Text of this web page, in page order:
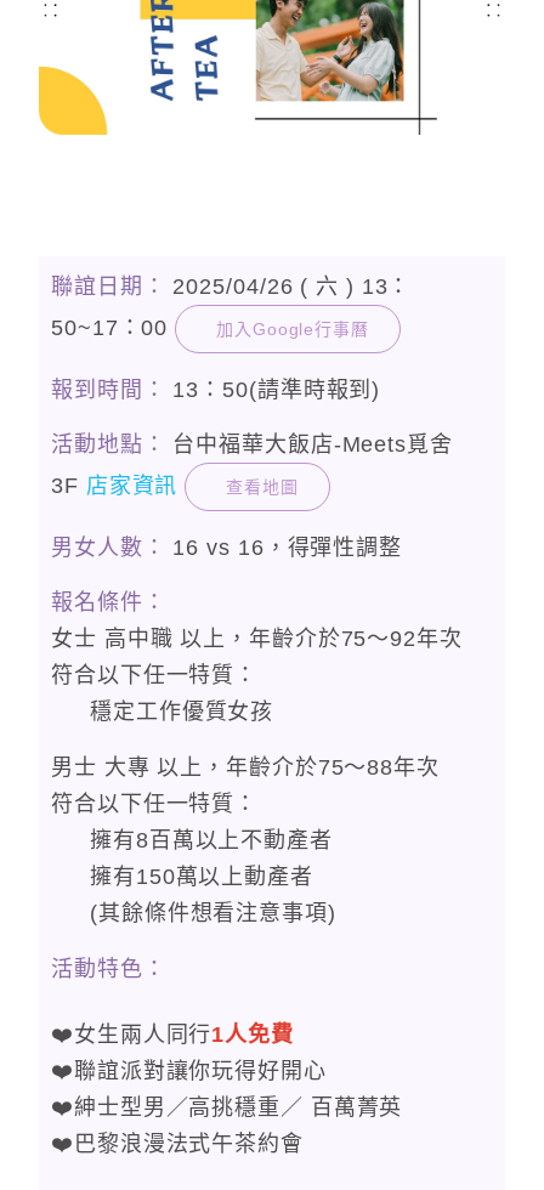
聯誼日期：
2025/04/26 ( 六 ) 13：
50~17：00
加入Google行事曆
報到時間： 13：50(請準時報到)
活動地點：
台中福華大飯店-Meets覓舍
3F 店家資訊 查看地圖
男女人數： 16 vs 16，得彈性調整
報名條件：
女士 高中職 以上，年齡介於75〜92年次
符合以下任一特質：
穩定工作優質女孩
男士 大專 以上，年齡介於75〜88年次
符合以下任一特質：
擁有8百萬以上不動產者
擁有150萬以上動產者
(其餘條件想看注意事項)
活動特色：
❤️女生兩人同行1人免費
❤️聯誼派對讓你玩得好開心
❤️紳士型男／高挑穩重／ 百萬菁英
❤️巴黎浪漫法式午茶約會